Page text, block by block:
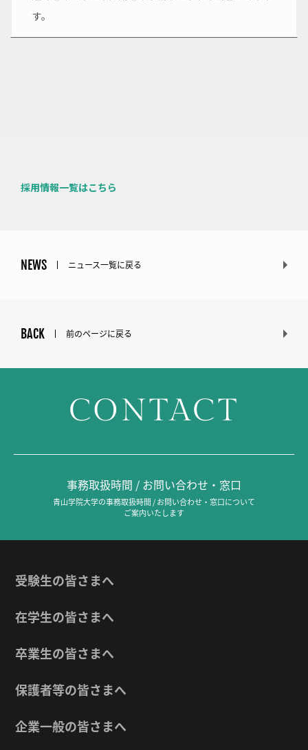
す。
採用情報一覧はこちら
NEWS ニュース一覧に戻る
BACK 前のページに戻る
CONTACT
事務取扱時間 / お問い合わせ・窓口
青山学院大学の事務取扱時間 / お問い合わせ・窓口について
ご案内いたします
受験生の皆さまへ
在学生の皆さまへ
卒業生の皆さまへ
保護者等の皆さまへ
企業一般の皆さまへ